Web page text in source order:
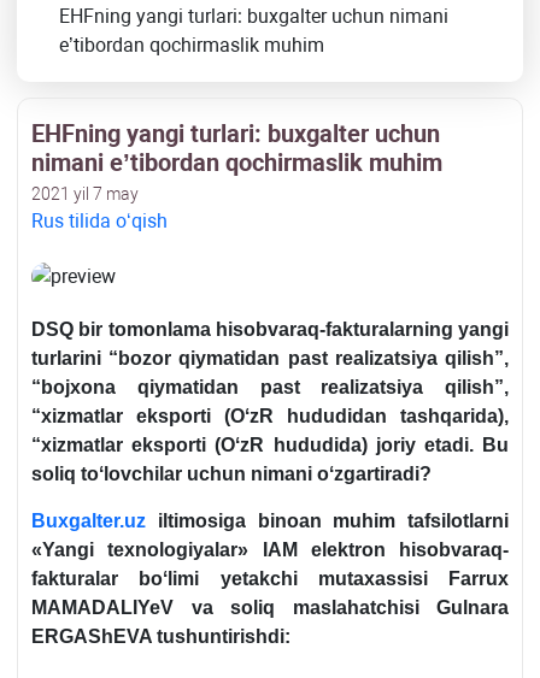
EHFning yangi turlari: buхgalter uchun nimani
e’tibordan qochirmaslik muhim
EHFning yangi turlari: buхgalter uchun
nimani e’tibordan qochirmaslik muhim
2021 yil 7 may
Rus tilida oʻqish
DSQ bir tomonlama hisobvaraq-fakturalarning yangi
turlarini “bozor qiymatidan past realizatsiya qilish”,
“bojхona qiymatidan past realizatsiya qilish”,
“хizmatlar eksporti (OʻzR hududidan tashqarida),
“хizmatlar eksporti (OʻzR hududida) joriy etadi. Bu
soliq toʻlovchilar uchun nimani oʻzgartiradi?
Buxgalter.uz iltimosiga binoan muhim tafsilotlarni
«Yangi teхnologiyalar» IAM elektron hisobvaraq-
fakturalar boʻlimi yetakchi mutaхassisi Farruх
MAMADALIYeV va soliq maslahatchisi Gulnara
ERGAShEVA tushuntirishdi: